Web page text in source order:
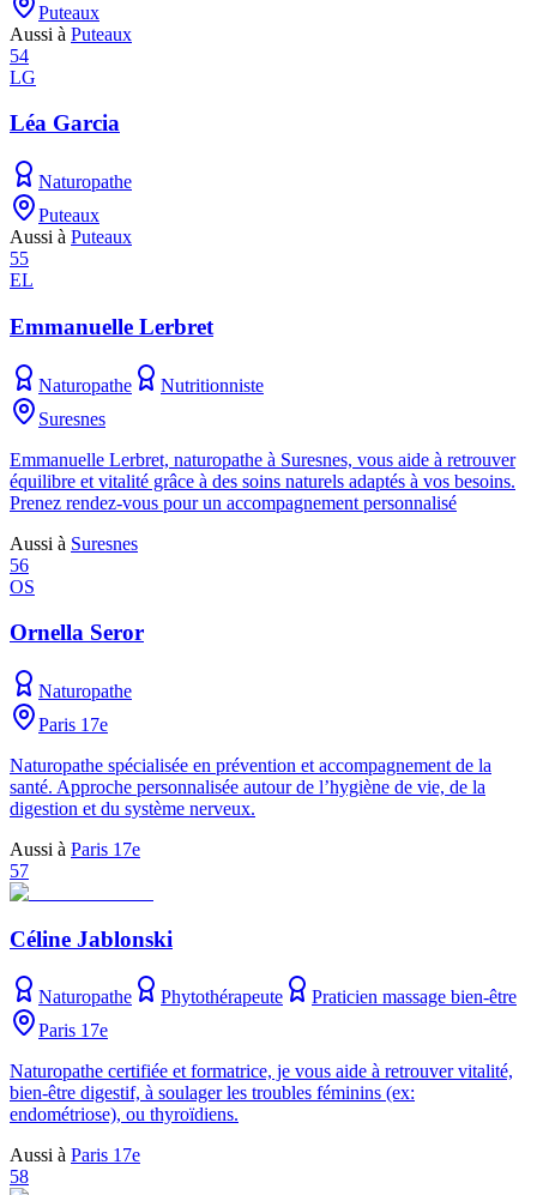
Puteaux
Aussi à Puteaux
54
LG
Léa Garcia
Naturopathe
Puteaux
Aussi à Puteaux
55
EL
Emmanuelle Lerbret
Naturopathe
Nutritionniste
Suresnes
Emmanuelle Lerbret, naturopathe à Suresnes, vous aide à retrouver
équilibre et vitalité grâce à des soins naturels adaptés à vos besoins.
Prenez rendez-vous pour un accompagnement personnalisé
Aussi à Suresnes
56
OS
Ornella Seror
Naturopathe
Paris 17e
Naturopathe spécialisée en prévention et accompagnement de la
santé. Approche personnalisée autour de l’hygiène de vie, de la
digestion et du système nerveux.
Aussi à Paris 17e
57
Céline Jablonski
Naturopathe Phytothérapeute
Praticien massage bien-être
Paris 17e
Naturopathe certifiée et formatrice, je vous aide à retrouver vitalité,
bien-être digestif, à soulager les troubles féminins (ex:
endométriose), ou thyroïdiens.
Aussi à Paris 17e
58